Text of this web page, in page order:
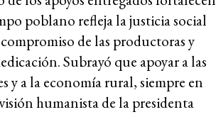
poblano refleja la justicia social
de las productoras y
Subrayó que apoyar a las
y a la economía rural, siempre en
humanista de la presidenta